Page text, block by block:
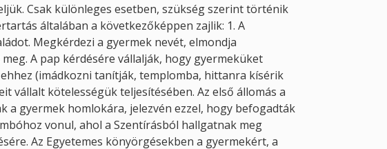
Csak különleges esetben, szükség szerint történik
általában a következőképpen zajlik: 1. A
Megkérdezi a gyermek nevét, elmondja
A pap kérdésére vállalják, hogy gyermeküket
(imádkozni tanítják, templomba, hittanra kísérik
vállalt kötelességük teljesítésében. Az első állomás a
a gyermek homlokára, jelezvén ezzel, hogy befogadták
vonul, ahol a Szentírásból hallgatnak meg
Az Egyetemes könyörgésekben a gyermekért, a